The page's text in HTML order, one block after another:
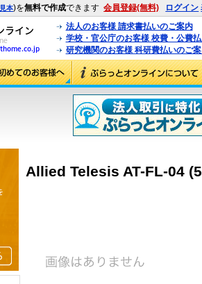
見本)を無料で作成できます 会員登録(無料) ログイン
法人のお客様 請求書払いのご案内
学校・官公庁のお客様 校費・公費
研究機関のお客様 科研費払いのご
Allied Telesis AT-FL-04